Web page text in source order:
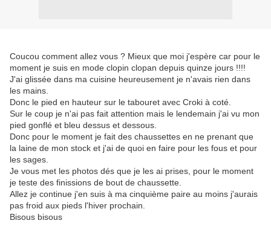
Coucou comment allez vous ? Mieux que moi j'espère car pour le
moment je suis en mode clopin clopan depuis quinze jours !!!!
J'ai glissée dans ma cuisine heureusement je n'avais rien dans
les mains.
Donc le pied en hauteur sur le tabouret avec Croki à coté.
Sur le coup je n'ai pas fait attention mais le lendemain j'ai vu mon
pied gonflé et bleu dessus et dessous.
Donc pour le moment je fait des chaussettes en ne prenant que
la laine de mon stock et j'ai de quoi en faire pour les fous et pour
les sages.
Je vous met les photos dés que je les ai prises, pour le moment
je teste des finissions de bout de chaussette.
Allez je continue j'en suis à ma cinquième paire au moins j'aurais
pas froid aux pieds l'hiver prochain.
Bisous bisous